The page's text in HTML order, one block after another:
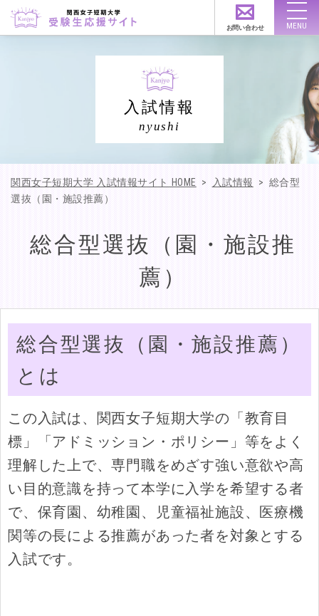
お問い合わせ
各種イベント
入試情報
学科紹介
キャンパスライフ
就職・進路・資格
入試情報
nyushi
関西女子短期大学 入試情報サイト HOME > 入試情報 > 総合型
選抜（園・施設推薦）
総合型選抜（園・施設推
薦）
総合型選抜（園・施設推薦）
とは
この入試は、関西女子短期大学の「教育目
標」「アドミッション・ポリシー」等をよく
理解した上で、専門職をめざす強い意欲や高
い目的意識を持って本学に入学を希望する者
で、保育園、幼稚園、児童福祉施設、医療機
関等の長による推薦があった者を対象とする
入試です。